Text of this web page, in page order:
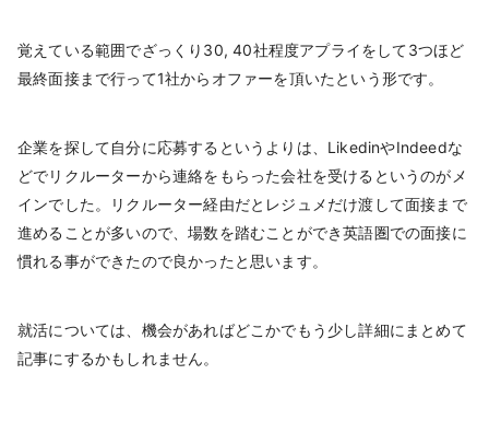
覚えている範囲でざっくり30, 40社程度アプライをして3つほど
最終面接まで行って1社からオファーを頂いたという形です。
企業を探して自分に応募するというよりは、LikedinやIndeedな
どでリクルーターから連絡をもらった会社を受けるというのがメ
インでした。リクルーター経由だとレジュメだけ渡して面接まで
進めることが多いので、場数を踏むことができ英語圏での面接に
慣れる事ができたので良かったと思います。
就活については、機会があればどこかでもう少し詳細にまとめて
記事にするかもしれません。